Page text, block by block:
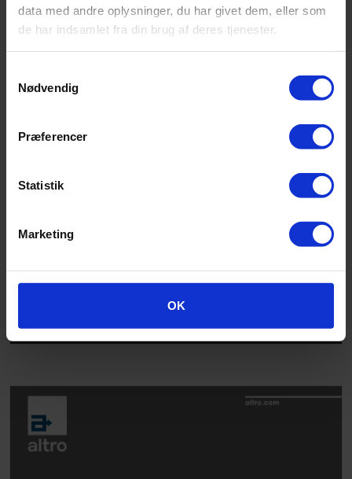
data med andre oplysninger, du har givet dem, eller som
de har indsamlet fra din brug af deres tjenester.
Nødvendig
Præferencer
Statistik
Marketing
OK
Altro Stronghold 30 Farve kort